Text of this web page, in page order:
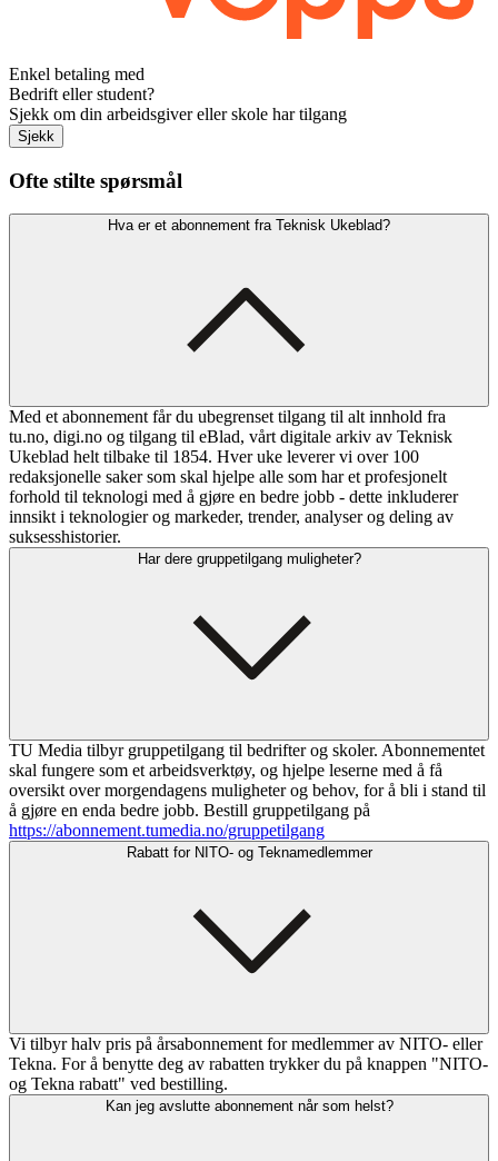
Enkel betaling med
Bedrift eller student?
Sjekk om din arbeidsgiver eller skole har tilgang
Sjekk
Ofte stilte spørsmål
Hva er et abonnement fra Teknisk Ukeblad?
Med et abonnement får du ubegrenset tilgang til alt innhold fra
tu.no, digi.no og tilgang til eBlad, vårt digitale arkiv av Teknisk
Ukeblad helt tilbake til 1854. Hver uke leverer vi over 100
redaksjonelle saker som skal hjelpe alle som har et profesjonelt
forhold til teknologi med å gjøre en bedre jobb - dette inkluderer
innsikt i teknologier og markeder, trender, analyser og deling av
suksesshistorier.
Har dere gruppetilgang muligheter?
TU Media tilbyr gruppetilgang til bedrifter og skoler. Abonnementet
skal fungere som et arbeidsverktøy, og hjelpe leserne med å få
oversikt over morgendagens muligheter og behov, for å bli i stand til
å gjøre en enda bedre jobb. Bestill gruppetilgang på
https://abonnement.tumedia.no/gruppetilgang
Rabatt for NITO- og Teknamedlemmer
Vi tilbyr halv pris på årsabonnement for medlemmer av NITO- eller
Tekna. For å benytte deg av rabatten trykker du på knappen "NITO-
og Tekna rabatt" ved bestilling.
Kan jeg avslutte abonnement når som helst?